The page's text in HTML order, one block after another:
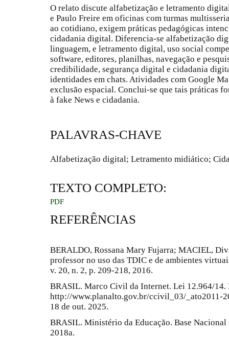
O relato discute alfabetização e letramento
e Paulo Freire em oficinas com turmas
ao cotidiano, exigem práticas pedagógicas
cidadania digital. Diferencia-se alfabetização
linguagem, e letramento digital, uso social
software, editores, planilhas, navegação e
credibilidade, segurança digital e cidadania
identidades em chats. Atividades com Google
exclusão espacial. Conclui-se que tais práticas
à fake News e cidadania.
PALAVRAS-CHAVE
Alfabetização digital; Letramento midiático;
TEXTO COMPLETO:
PDF
REFERÊNCIAS
BERALDO, Rossana Mary Fujarra; MACIEL,
professor no uso das TDIC e de ambientes
v. 20, n. 2, p. 209-218, 2016.
BRASIL. Marco Civil da Internet. Lei 12.964/14.
http://www.planalto.gov.br/ccivil_03/_ato2011-
18 de out. 2025.
BRASIL. Ministério da Educação. Base
2018a.